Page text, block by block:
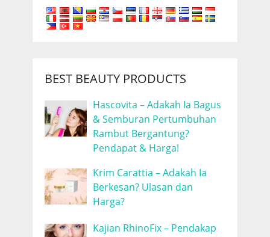
BEST BEAUTY PRODUCTS
Hascovita – Adakah Ia Bagus
& Semburan Pertumbuhan
Rambut Bergantung?
Pendapat & Harga!
Krim Carattia – Adakah Ia
Berkesan? Ulasan dan
Harga?
Kajian RhinoFix – Pendakap